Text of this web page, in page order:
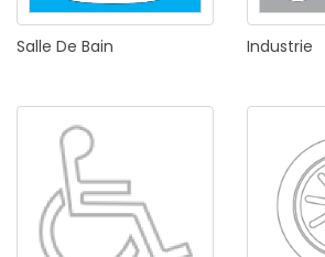
Salle De Bain Industrie